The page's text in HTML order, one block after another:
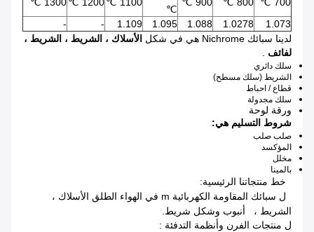
700 ℃
800 ℃
900 ℃
℃
1100 ℃
1200 ℃
1300 ℃
1.073
1.0278
1.088
1.095
1.109
-
-
لدينا سبائك Nichrome هي في شكل
الأسلاك ، الشريط ، الشريط ،
لفائف .
سلك دائري
الشريط (سلك مسطح)
قطاع / احباط
سلك مجدولة
ورقة لوحة
شروط التسليم هي:
صلب صلب
المؤكسد
مخلل
بالمينا
خط منتجاتنا الرئيسية:
ل سبائك المقاومة الكهربائية m في الهواء الطلق الأسلاك ،
الشريط ، أنبوب وشكل شريط.
ل منتجات الفرن وأنظمة التدفئة :